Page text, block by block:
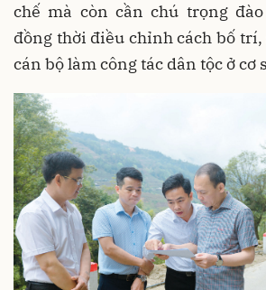
chế mà còn cần chú trọng
đồng thời điều chỉnh cách bố
cán bộ làm công tác dân tộc ở cơ